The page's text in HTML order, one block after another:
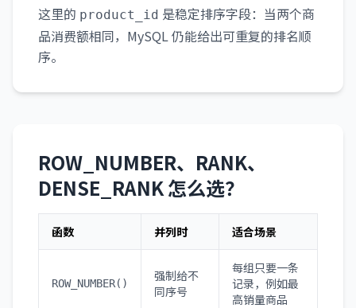
这里的 product_id 是稳定排序字段：当两个商
品消费额相同，MySQL 仍能给出可重复的排名顺
序。
ROW_NUMBER、RANK、
DENSE_RANK 怎么选？
函数 并列时 适合场景
ROW_NUMBER()
强制给不
同序号
每组只要一条
记录，例如最
高销量商品